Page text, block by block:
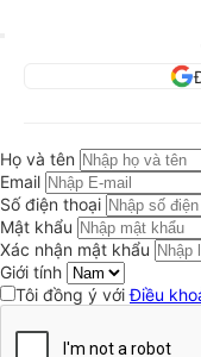
Họ và tên
Email
Số điện thoại
Mật khẩu
Xác nhận mật khẩu
Giới tính
Tôi đồng ý vớiĐiều